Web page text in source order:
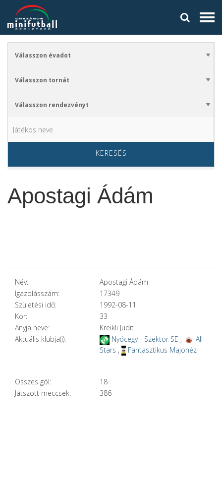
KERESÉS
Apostagi Ádám
Név:
Apostagi Ádám
Igazolásszám:
17349
Születési idő:
1992-08-11
Kor:
33
Anyja neve:
Kreikli Judit
Aktuális klubja(i):
Nyócegy - Szektor SE ,
All
Stars , Fantasztikus Majonéz
Összes gól:
18
Játszott meccsek:
386